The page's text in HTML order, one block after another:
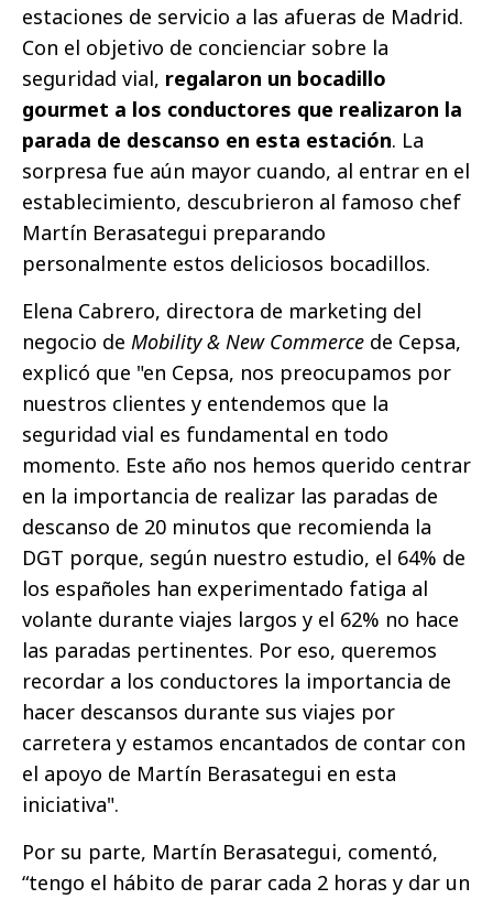
estaciones de servicio a las afueras de Madrid.
Con el objetivo de concienciar sobre la
seguridad vial, regalaron un bocadillo
gourmet a los conductores que realizaron la
parada de descanso en esta estación. La
sorpresa fue aún mayor cuando, al entrar en el
establecimiento, descubrieron al famoso chef
Martín Berasategui preparando
personalmente estos deliciosos bocadillos.
Elena Cabrero, directora de marketing del
negocio de Mobility & New Commerce de Cepsa,
explicó que "en Cepsa, nos preocupamos por
nuestros clientes y entendemos que la
seguridad vial es fundamental en todo
momento. Este año nos hemos querido centrar
en la importancia de realizar las paradas de
descanso de 20 minutos que recomienda la
DGT porque, según nuestro estudio, el 64% de
los españoles han experimentado fatiga al
volante durante viajes largos y el 62% no hace
las paradas pertinentes. Por eso, queremos
recordar a los conductores la importancia de
hacer descansos durante sus viajes por
carretera y estamos encantados de contar con
el apoyo de Martín Berasategui en esta
iniciativa".
Por su parte, Martín Berasategui, comentó,
“tengo el hábito de parar cada 2 horas y dar un